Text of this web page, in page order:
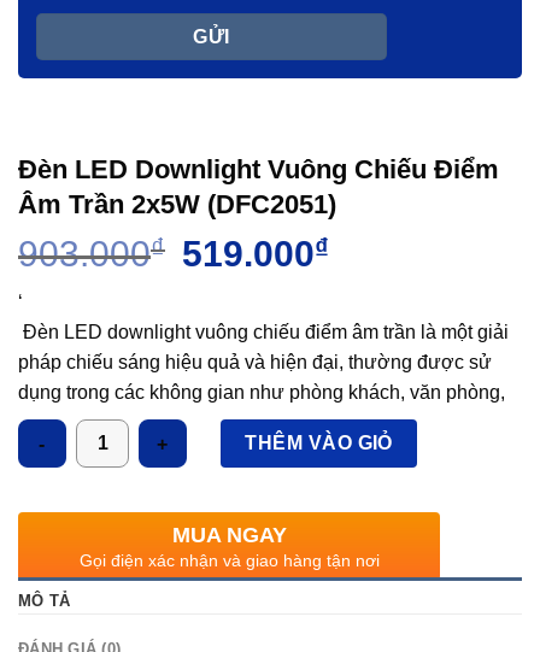
Đèn LED Downlight Vuông Chiếu Điểm
Âm Trần 2x5W (DFC2051)
903.000₫ Giá
903.000₫.
519.000₫
là:
519.000₫.
‘
Đèn LED downlight vuông chiếu điểm âm trần là một giải
pháp chiếu sáng hiệu quả và hiện đại, thường được sử
dụng trong các không gian như phòng khách, văn phòng,
hay cửa hàng. Dưới đây là một số đặc điểm nổi bật của
sản phẩm:
trung và mạnh mẽ, thích hợp cho việc chiếu sáng điểm.
Thiết kế vuông gọn gàng: Hình dáng vuông vức mang đến
sự hiện đại và sang trọng, dễ dàng hòa hợp với nhiều
phong cách kiến trúc và nội thất.
Số lượng
THÊM VÀO GIỎ
MUA NGAY
Gọi điện xác nhận và giao hàng tận nơi
MÔ TẢ